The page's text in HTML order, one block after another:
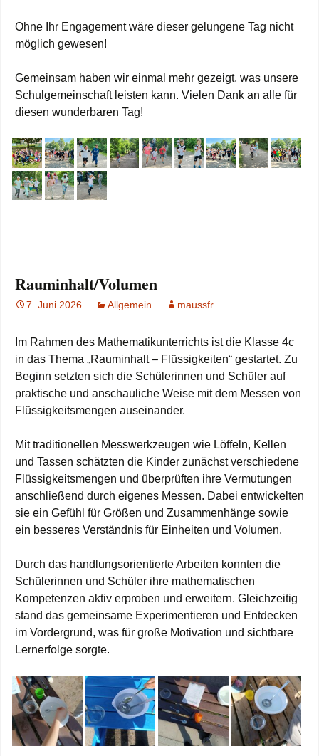
Ohne Ihr Engagement wäre dieser gelungene Tag nicht
möglich gewesen!
Gemeinsam haben wir einmal mehr gezeigt, was unsere
Schulgemeinschaft leisten kann. Vielen Dank an alle für
diesen wunderbaren Tag!
Rauminhalt/Volumen
7. Juni 2026 Allgemein maussfr
Im Rahmen des Mathematikunterrichts ist die Klasse 4c
in das Thema „Rauminhalt – Flüssigkeiten“ gestartet. Zu
Beginn setzten sich die Schülerinnen und Schüler auf
praktische und anschauliche Weise mit dem Messen von
Flüssigkeitsmengen auseinander.
Mit traditionellen Messwerkzeugen wie Löffeln, Kellen
und Tassen schätzten die Kinder zunächst verschiedene
Flüssigkeitsmengen und überprüften ihre Vermutungen
anschließend durch eigenes Messen. Dabei entwickelten
sie ein Gefühl für Größen und Zusammenhänge sowie
ein besseres Verständnis für Einheiten und Volumen.
Durch das handlungsorientierte Arbeiten konnten die
Schülerinnen und Schüler ihre mathematischen
Kompetenzen aktiv erproben und erweitern. Gleichzeitig
stand das gemeinsame Experimentieren und Entdecken
im Vordergrund, was für große Motivation und sichtbare
Lernerfolge sorgte.